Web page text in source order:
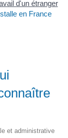
d'un étranger
en France
et administrative